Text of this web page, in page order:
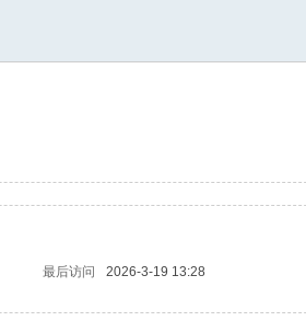
最后访问 2026-3-19 13:28